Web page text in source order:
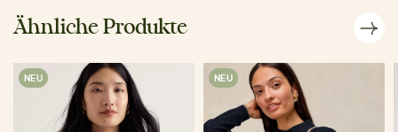
Ähnliche Produkte
NEU NEU